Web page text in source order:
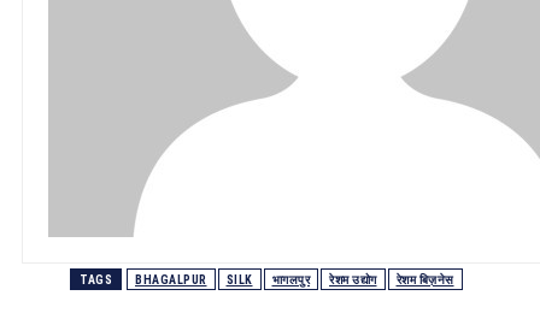
TAGS BHAGALPUR SILK भागलपुर रेशम उद्योग रेशम बिज़नेस